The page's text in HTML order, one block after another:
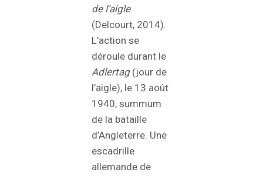
de l’aigle
(Delcourt, 2014).
L’action se
déroule durant le
Adlertag(jour de
l’aigle), le 13 août
1940, summum
de la bataille
d’Angleterre. Une
escadrille
allemande de